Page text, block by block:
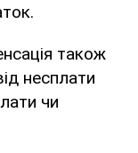
також
несплати
чи